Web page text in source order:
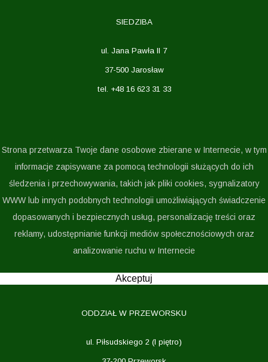
SIEDZIBA
ul. Jana Pawła II 7
37-500 Jarosław
tel. +48 16 623 31 33
Strona przetwarza Twoje dane osobowe zbierane w Internecie, w tym
informacje zapisywane za pomocą technologii służących do ich
śledzenia i przechowywania, takich jak pliki cookies, sygnalizatory
WWW lub innych podobnych technologii umożliwiających świadczenie
dopasowanych i bezpiecznych usług, personalizację treści oraz
reklamy, udostępnianie funkcji mediów społecznościowych oraz
analizowanie ruchu w Internecie
Akceptuj
ODDZIAŁ W PRZEWORSKU
ul. Piłsudskiego 2 (I piętro)